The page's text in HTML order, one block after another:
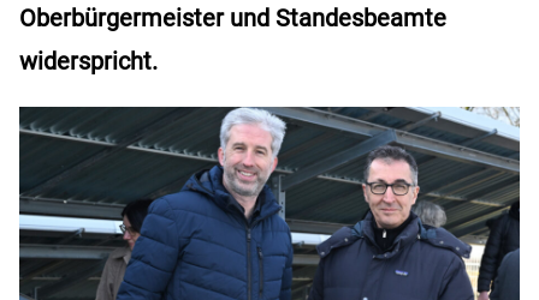
Oberbürgermeister und Standesbeamte
widerspricht.